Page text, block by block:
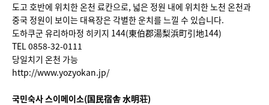
도고 호반에 위치한 온천 료칸으로, 넓은 정원 내에 위치한 노천 온천과
중국 정원이 보이는 대욕장은 각별한 운치를 느낄 수 있습니다.
도하쿠군 유리하마정 히키지 144(東伯郡湯梨浜町引地144)
TEL 0858-32-0111
당일치기 온천 가능
http://www.yozyokan.jp/
국민숙사 스이메이소(国民宿舎水明荘)